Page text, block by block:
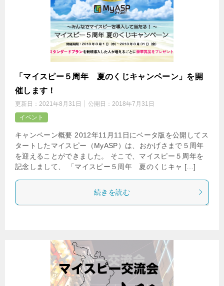
「マイスピー５周年 夏のくじキャンペーン」を開
催します！
更新日： 2021年8月31日 公開日： 2018年7月31日
イベント
キャンペーン概要 2012年11月11日にベータ版を公開してス
タートしたマイスピー（MyASP）は、おかげさまで５周年
を迎えることができました。 そこで、マイスピー５周年を
記念しまして、 「マイスピー５周年 夏のくじキャ […]
続きを読む